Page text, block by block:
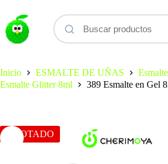
contenido
Inicio
ESMALTE DE UÑAS
Esmalte Glitter 8ml
389 Esmalte en Gel
AGOTADO